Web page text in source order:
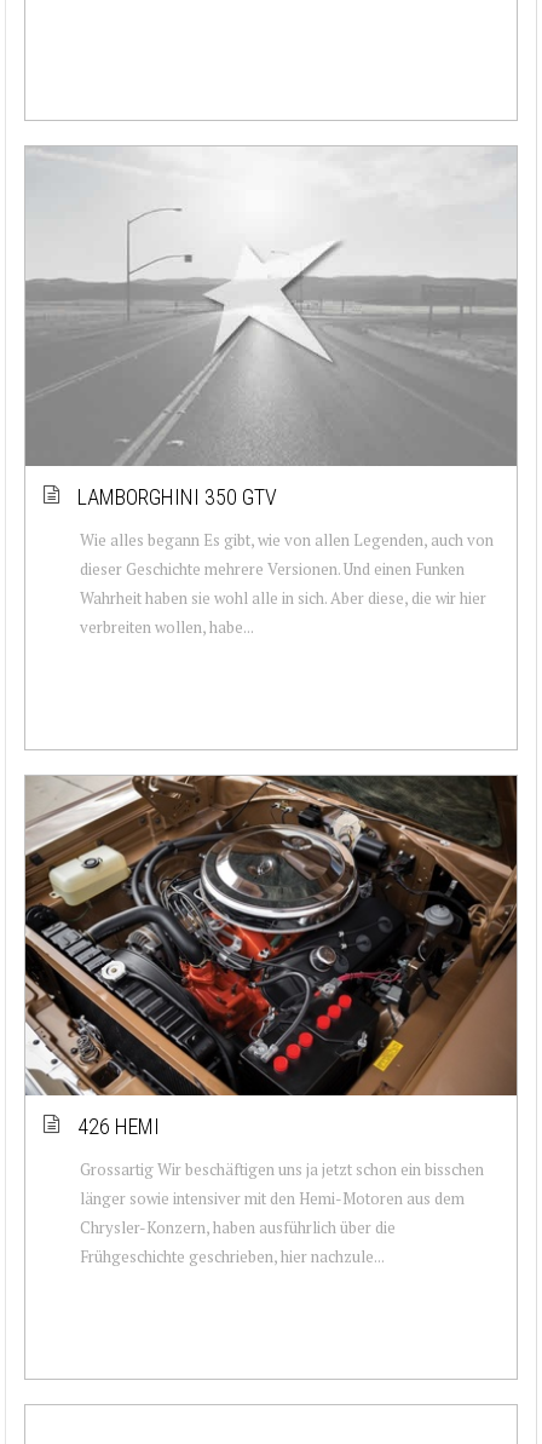
LAMBORGHINI 350 GTV
Wie alles begann Es gibt, wie von allen Legenden, auch von
dieser Geschichte mehrere Versionen. Und einen Funken
Wahrheit haben sie wohl alle in sich. Aber diese, die wir hier
verbreiten wollen, habe...
426 HEMI
Grossartig Wir beschäftigen uns ja jetzt schon ein bisschen
länger sowie intensiver mit den Hemi-Motoren aus dem
Chrysler-Konzern, haben ausführlich über die
Frühgeschichte geschrieben, hier nachzule...